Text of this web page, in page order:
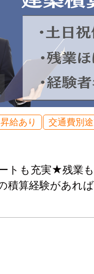
昇給あり 交通費別
トも充実★残業
積算経験があれ